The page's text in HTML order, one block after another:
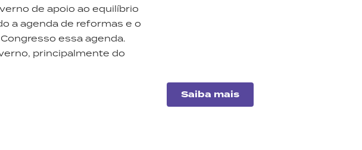
de apoio ao equilíbrio
a agenda de reformas e o
essa agenda.
principalmente do
Saiba mais